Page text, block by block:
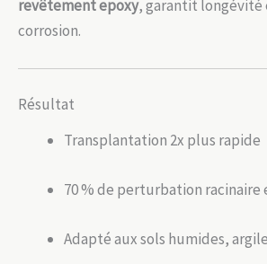
revêtement epoxy, garantit longévité
corrosion.
Résultat
Transplantation 2x plus rapide
70 % de perturbation racinaire
Adapté aux sols humides,